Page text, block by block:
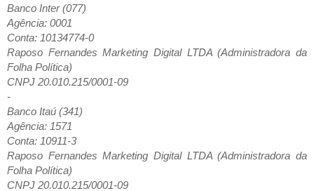
Banco Inter (077)
Agência: 0001
Conta: 10134774-0
Raposo Fernandes Marketing Digital LTDA (Administradora da
Folha Política)
CNPJ 20.010.215/0001-09
-
Banco Itaú (341)
Agência: 1571
Conta: 10911-3
Raposo Fernandes Marketing Digital LTDA (Administradora da
Folha Política)
CNPJ 20.010.215/0001-09